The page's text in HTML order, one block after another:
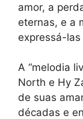
amor, a
eternas, e a
expressá-
A “melodia
North e Hy
de suas
décadas e